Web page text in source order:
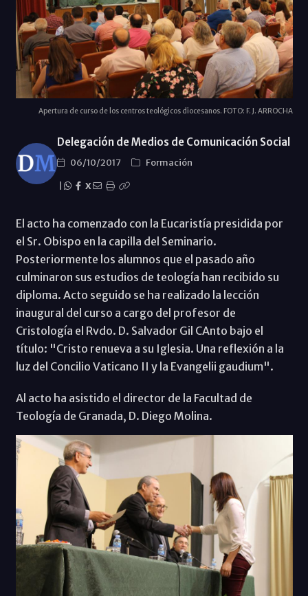
Apertura de curso de los centros teológicos diocesanos. FOTO: F. J. ARROCHA
Delegación de Medios de Comunicación Social
06/10/2017
Formación
X
El acto ha comenzado con la Eucaristía presidida por
el Sr. Obispo en la capilla del Seminario.
Posteriormente los alumnos que el pasado año
culminaron sus estudios de teología han recibido su
diploma. Acto seguido se ha realizado la lección
inaugural del curso a cargo del profesor de
Cristología el Rvdo. D. Salvador Gil CAnto bajo el
título: "Cristo renueva a su Iglesia. Una reflexión a la
luz del Concilio Vaticano II y la Evangelii gaudium".
Al acto ha asistido el director de la Facultad de
Teología de Granada, D. Diego Molina.